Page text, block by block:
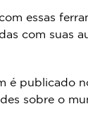
essas
com suas
é publicado
sobre o